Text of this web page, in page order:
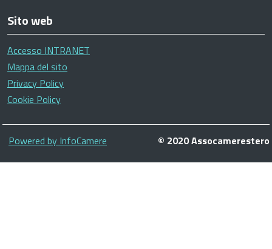
Sito web
Accesso INTRANET
Mappa del sito
Privacy Policy
Cookie Policy
Piè
di
Powered by InfoCamere © 2020 Assocamerestero